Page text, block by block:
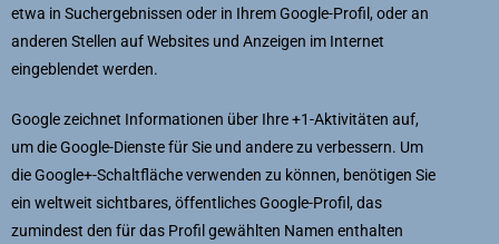
etwa in Suchergebnissen oder in Ihrem Google-Profil, oder an
anderen Stellen auf Websites und Anzeigen im Internet
eingeblendet werden.
Google zeichnet Informationen über Ihre +1-Aktivitäten auf,
um die Google-Dienste für Sie und andere zu verbessern. Um
die Google+-Schaltfläche verwenden zu können, benötigen Sie
ein weltweit sichtbares, öffentliches Google-Profil, das
zumindest den für das Profil gewählten Namen enthalten